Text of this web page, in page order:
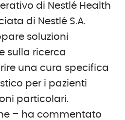
di Nestlé Health
di Nestlé S.A.
soluzioni
sulla ricerca
una cura specifica
per i pazienti
particolari.
– ha commentato